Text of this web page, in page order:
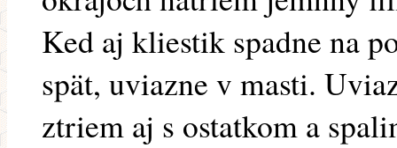
Ked aj kliestik spadne na
spät, uviazne v masti.
ztriem aj s ostatkom a